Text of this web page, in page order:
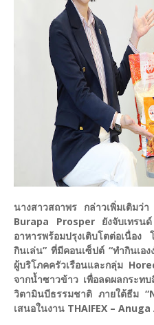
นางสาวสถาพร กล่าวเพิ่มเติมว่
Burapa Prosper ยังจับเทรน
อาหารพร้อมปรุงเติบโตต่อเนื่อง
กินเล่น” ที่มีคอนเซ็ปต์ “ทำกินเอง
ผู้บริโภคครัวเรือนและกลุ่ม
จากน้ำซาวข้าว เพื่อลดผลกระท
วิตามินบีธรรมชาติ ภายใต้ธีม
เสนอในงาน THAIFEX –